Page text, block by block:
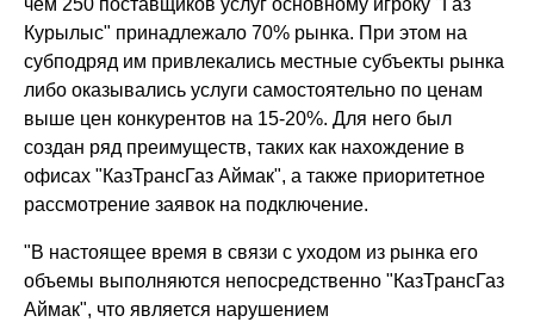
чем 250 поставщиков услуг основному игроку "Газ
Курылыс" принадлежало 70% рынка. При этом на
субподряд им привлекались местные субъекты рынка
либо оказывались услуги самостоятельно по ценам
выше цен конкурентов на 15-20%. Для него был
создан ряд преимуществ, таких как нахождение в
офисах "КазТрансГаз Аймак", а также приоритетное
рассмотрение заявок на подключение.
"В настоящее время в связи с уходом из рынка его
объемы выполняются непосредственно "КазТрансГаз
Аймак", что является нарушением